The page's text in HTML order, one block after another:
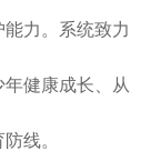
力。系统致力
健康成长、从
线。